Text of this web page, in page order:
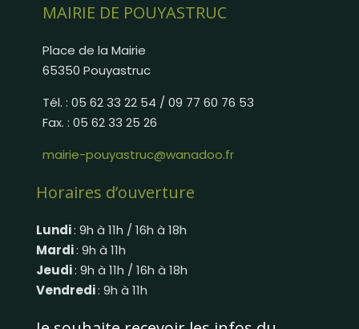
MAIRIE DE POUYASTRUC
Place de la Mairie
65350 Pouyastruc
Tél. : 05 62 33 22 54 / 09 77 60 76 53
Fax. : 05 62 33 25 26
mairie-pouyastruc@wanadoo.fr
Horaires d’ouverture
Lundi: 9h à 11h / 16h à 18h
Mardi: 9h à 11h
Jeudi: 9h à 11h / 16h à 18h
Vendredi: 9h à 11h